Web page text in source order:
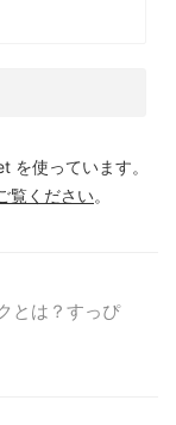
を使っています。
覧ください。
とは？すっぴ